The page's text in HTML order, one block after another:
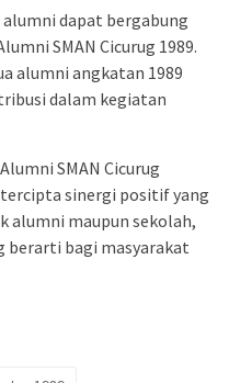
dapat bergabung
SMAN Cicurug 1989.
alumni angkatan 1989
dalam kegiatan
SMAN Cicurug
sinergi positif yang
alumni maupun sekolah,
berarti bagi masyarakat